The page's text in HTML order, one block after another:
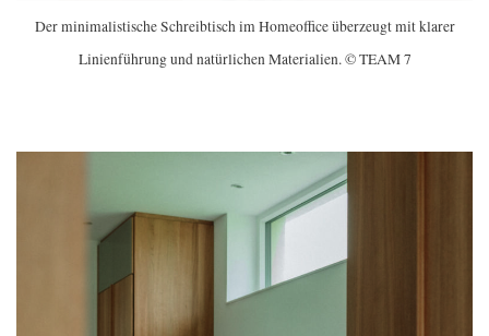
Der minimalistische Schreibtisch im Homeoffice überzeugt mit klarer
Linienführung und natürlichen Materialien. © TEAM 7